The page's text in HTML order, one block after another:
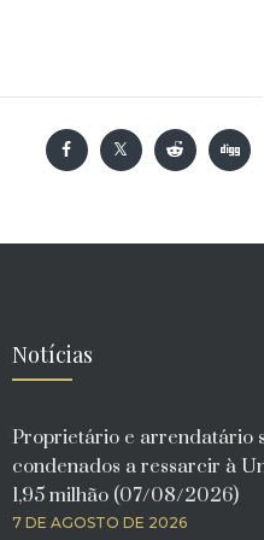
Notícias
Proprietário e arrendatário
condenados a ressarcir à
1,95 milhão (07/08/2026)
7 DE AGOSTO DE 2026